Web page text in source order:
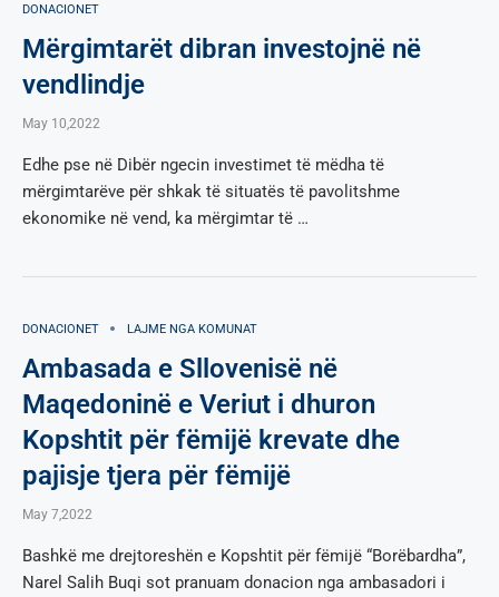
DONACIONET
Mërgimtarët dibran investojnë në
vendlindje
May 10,2022
Edhe pse në Dibër ngecin investimet të mëdha të
mërgimtarëve për shkak të situatës të pavolitshme
ekonomike në vend, ka mërgimtar të …
DONACIONET LAJME NGA KOMUNAT
Ambasada e Sllovenisë në
Maqedoninë e Veriut i dhuron
Kopshtit për fëmijë krevate dhe
pajisje tjera për fëmijë
May 7,2022
Bashkë me drejtoreshën e Kopshtit për fëmijë “Borëbardha”,
Narel Salih Buqi sot pranuam donacion nga ambasadori i